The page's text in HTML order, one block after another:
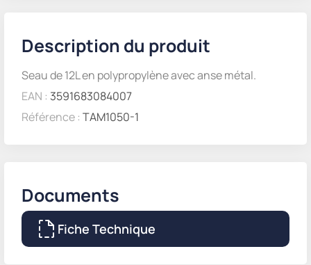
Description du produit
Seau de 12L en polypropylène avec anse métal.
EAN : 3591683084007
Référence : TAM1050-1
Documents
Fiche Technique